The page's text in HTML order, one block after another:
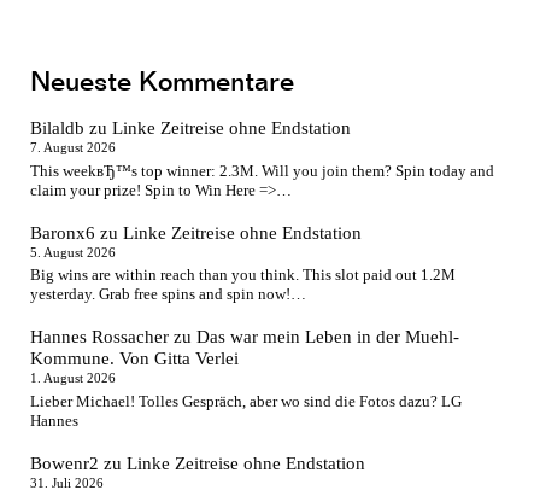
Neueste Kommentare
Bilaldb zuLinke Zeitreise ohne Endstation
7. August 2026
This weekвЂ™s top winner: 2.3M. Will you join them? Spin today and
claim your prize! Spin to Win Here =>…
Baronx6 zuLinke Zeitreise ohne Endstation
5. August 2026
Big wins are within reach than you think. This slot paid out 1.2M
yesterday. Grab free spins and spin now!…
Hannes Rossacher zuDas war mein Leben in der Muehl-
Kommune. Von Gitta Verlei
1. August 2026
Lieber Michael! Tolles Gespräch, aber wo sind die Fotos dazu? LG
Hannes
Bowenr2 zuLinke Zeitreise ohne Endstation
31. Juli 2026